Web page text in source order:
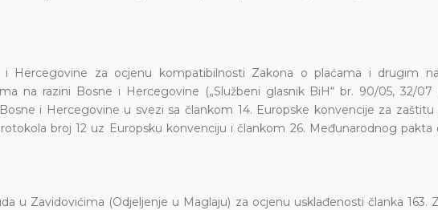
i Hercegovine za ocjenu kompatibilnosti Zakona o plaćama i drugim
na razini Bosne i Hercegovine („Službeni glasnik BiH“ br. 90/05, 32/
i Hercegovine u svezi sa člankom 14. Europske konvencije za
broj 12 uz Europsku konvenciju i člankom 26. Međunarodnog
u Zavidovićima (Odjeljenje u Maglaju) za ocjenu usklađenosti članka 163.